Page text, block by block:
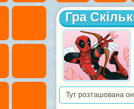
Гра
Тут розташована